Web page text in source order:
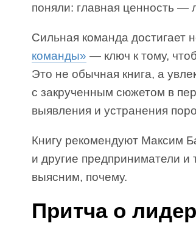
поняли: главная ценность —
Сильная команда достигает
команды» — ключ к тому,
Это не обычная книга, а
с закрученным сюжетом в
выявления и устранения
Книгу рекомендуют Максим
и другие предприниматели и
выясним, почему.
Притча о